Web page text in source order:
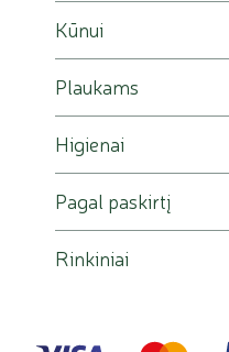
Kūnui
Plaukams
Higienai
Pagal paskirtį
Rinkiniai